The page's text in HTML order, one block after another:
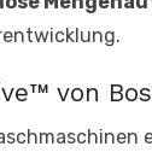
von